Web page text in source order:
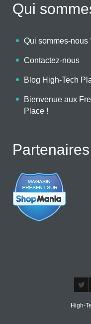
Qui
Qui sommes-nous
Contactez-nous
Blog High-Tech
Bienvenue aux
Place !
Partenaires
High-